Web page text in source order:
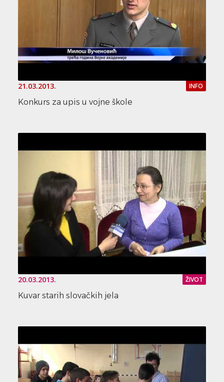
21.03.2013. INFO
Konkurs za upis u vojne škole
20.03.2013. ŽIVOT
Kuvar starih slovačkih jela